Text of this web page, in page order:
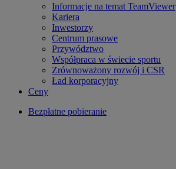
Informacje na temat TeamViewer
Kariera
Inwestorzy
Centrum prasowe
Przywództwo
Współpraca w świecie sportu
Zrównoważony rozwój i CSR
Ład korporacyjny
Ceny
Bezpłatne pobieranie